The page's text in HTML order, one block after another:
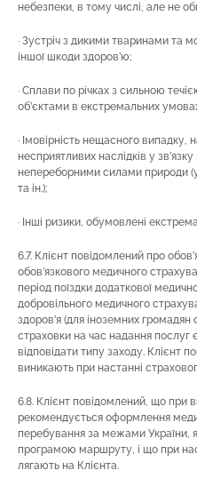
небезпеки, в тому числі, але не
· Зустріч з дикими тваринами та
іншої шкоди здоров’ю;
· Сплави по річках з сильною
об’єктами в екстремальних
· Імовірність нещасного
несприятливих наслідків у
непереборними силами природи
та ін.);
· Інші ризики, обумовлені
6.7. Клієнт повідомлений про
обов’язкового медичного
період поїздки додаткової
добровільного медичного
здоров’я (для іноземних
страховки на час надання послуг
відповідати типу заходу. Клієнт
виникають при настанні
6.8. Клієнт повідомлений, що при
рекомендується оформлення
перебування за межами України,
програмою маршруту, і що при
лягають на Клієнта.